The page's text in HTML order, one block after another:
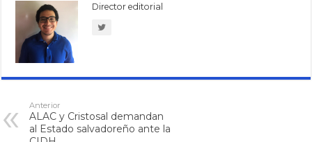
Director editorial
Anterior
ALAC y Cristosal demandan
al Estado salvadoreño ante la